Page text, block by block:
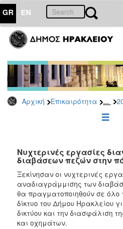
GR EN
Αρχική Επικαιρότητα ...
ΕΠΙΚΑΙΡΟΤΗΤΑ
Τύπου
Αρχείο
2026
2025
2022
2021
2020
2019
2018
2017
Νυχτερινές εργασίες
διαβάσεων πεζών στην
Ξεκίνησαν οι νυχτερινές
αναδιαγράμμισης των
θα πραγματοποιηθούν σε όλο
δίκτυο του Δήμου Ηρακλείου
δικτύου και την διασφάλιση
και οχημάτων.